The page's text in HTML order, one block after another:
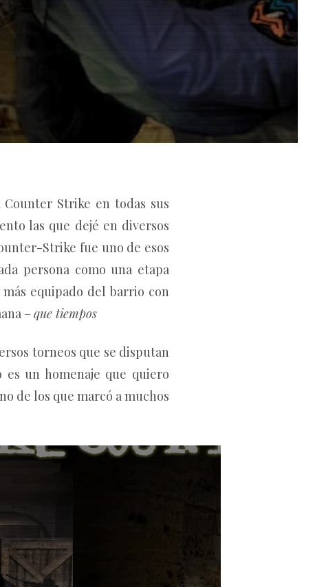
Strike en todas sus
las que dejé en diversos
Strike fue uno de esos
persona como una etapa
equipado del barrio con
–que tiempos
torneos que se disputan
un homenaje que quiero
de los que marcó a muchos